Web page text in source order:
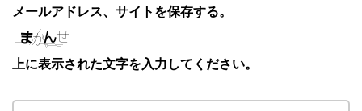
メールアドレス、サイトを保存する。
上に表示された文字を入力してください。